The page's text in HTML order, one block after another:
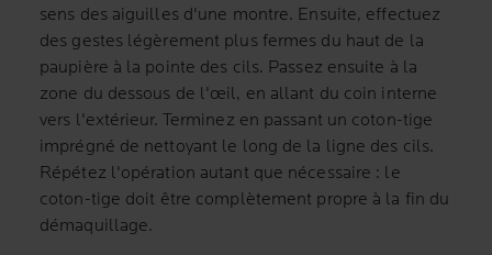
sens des aiguilles d'une montre. Ensuite, effectuez
des gestes légèrement plus fermes du haut de la
paupière à la pointe des cils. Passez ensuite à la
zone du dessous de l'œil, en allant du coin interne
vers l'extérieur. Terminez en passant un coton-tige
imprégné de nettoyant le long de la ligne des cils.
Répétez l'opération autant que nécessaire : le
coton-tige doit être complètement propre à la fin du
démaquillage.